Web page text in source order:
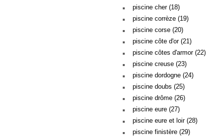
piscine cher (18)
piscine corrèze (19)
piscine corse (20)
piscine côte d'or (21)
piscine côtes d'armor (22)
piscine creuse (23)
piscine dordogne (24)
piscine doubs (25)
piscine drôme (26)
piscine eure (27)
piscine eure et loir (28)
piscine finistère (29)